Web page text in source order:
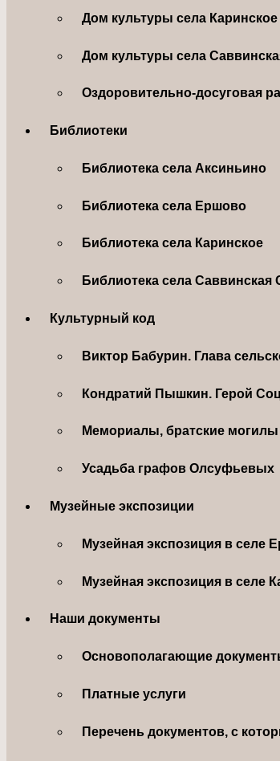
Дом культуры села Каринское
Дом культуры села
Оздоровительно-досуговая
Библиотеки
Библиотека села Аксиньино
Библиотека села Ершово
Библиотека села Каринское
Библиотека села Саввинская
Культурный код
Виктор Бабурин. Глава
Кондратий Пышкин. Герой
Мемориалы, братские
Усадьба графов Олсуфьевых
Музейные экспозиции
Музейная экспозиция в селе
Музейная экспозиция в селе
Наши документы
Основополагающие
Платные услуги
Перечень документов, с